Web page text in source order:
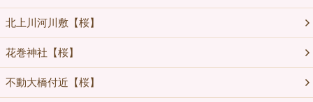
北上川河川敷【桜】
花巻神社【桜】
不動大橋付近【桜】